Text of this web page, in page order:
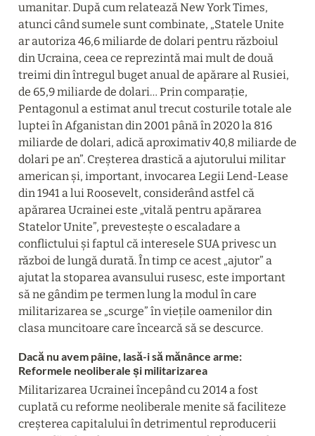
umanitar. După cum relatează New York Times,
atunci când sumele sunt combinate, „Statele Unite
ar autoriza 46,6 miliarde de dolari pentru războiul
din Ucraina, ceea ce reprezintă mai mult de două
treimi din întregul buget anual de apărare al Rusiei,
de 65,9 miliarde de dolari… Prin comparație,
Pentagonul a estimat anul trecut costurile totale ale
luptei în Afganistan din 2001 până în 2020 la 816
miliarde de dolari, adică aproximativ 40,8 miliarde de
dolari pe an”. Creșterea drastică a ajutorului militar
american și, important, invocarea Legii Lend-Lease
din 1941 a lui Roosevelt, considerând astfel că
apărarea Ucrainei este „vitală pentru apărarea
Statelor Unite”, prevestește o escaladare a
conflictului și faptul că interesele SUA privesc un
război de lungă durată. În timp ce acest „ajutor” a
ajutat la stoparea avansului rusesc, este important
să ne gândim pe termen lung la modul în care
militarizarea se „scurge” în viețile oamenilor din
clasa muncitoare care încearcă să se descurce.
Dacă nu avem pâine, lasă-i să mănânce arme:
Reformele neoliberale și militarizarea
Militarizarea Ucrainei începând cu 2014 a fost
cuplată cu reforme neoliberale menite să faciliteze
creșterea capitalului în detrimentul reproducerii